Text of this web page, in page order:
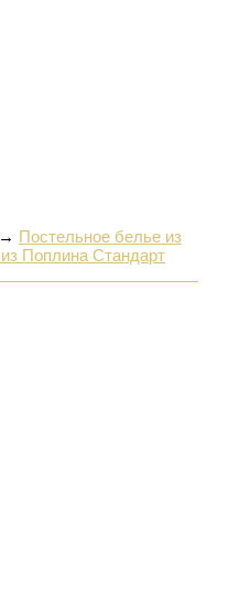
→ Постельное белье из
Поплина Стандарт